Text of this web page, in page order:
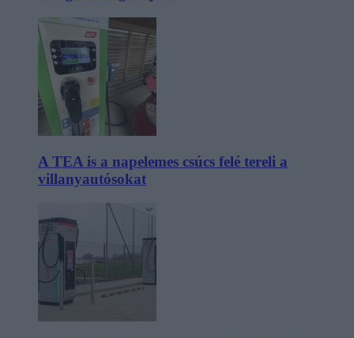
A TEA is a napelemes csúcs felé tereli a
villanyautósokat